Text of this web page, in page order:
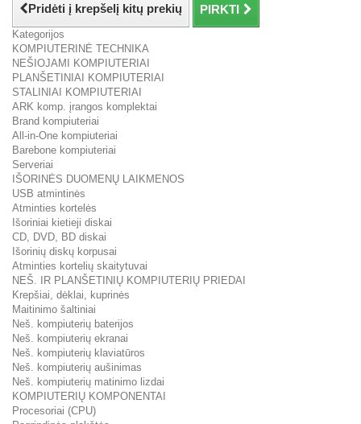
Pridėti į krepšelį kitų prekių PIRKTI
Kategorijos
KOMPIUTERINĖ TECHNIKA
NEŠIOJAMI KOMPIUTERIAI
PLANŠETINIAI KOMPIUTERIAI
STALINIAI KOMPIUTERIAI
ARK komp. įrangos komplektai
Brand kompiuteriai
All-in-One kompiuteriai
Barebone kompiuteriai
Serveriai
IŠORINĖS DUOMENŲ LAIKMENOS
USB atmintinės
Atminties kortelės
Išoriniai kietieji diskai
CD, DVD, BD diskai
Išorinių diskų korpusai
Atminties kortelių skaitytuvai
NEŠ. IR PLANŠETINIŲ KOMPIUTERIŲ PRIEDAI
Krepšiai, dėklai, kuprinės
Maitinimo šaltiniai
Neš. kompiuterių baterijos
Neš. kompiuterių ekranai
Neš. kompiuterių klaviatūros
Neš. kompiuterių aušinimas
Neš. kompiuterių matinimo lizdai
KOMPIUTERIŲ KOMPONENTAI
Procesoriai (CPU)